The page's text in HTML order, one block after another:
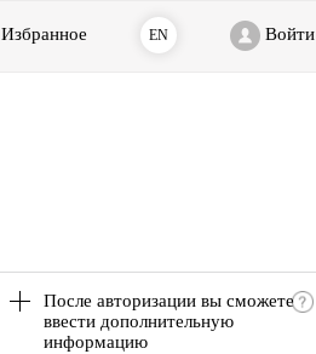
Избранное EN Войти
После авторизации вы сможете
ввести дополнительную
информацию